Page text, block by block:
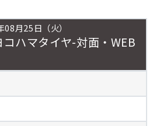
月25日（火）
コハマタイヤ-対面・WEB